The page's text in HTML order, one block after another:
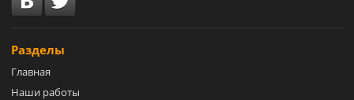
Разделы
Главная
Наши работы